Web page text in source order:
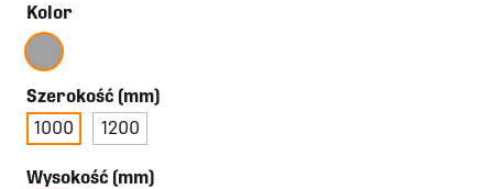
Kolor
Szerokość (mm)
1000
1200
Wysokość (mm)